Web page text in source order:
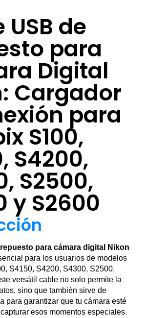
de
para
Digital
Cargador
para
S100,
S4200,
S2500,
y S2600
para cámara digital Nikon
para los usuarios de modelos
S4150, S4200, S4300, S2500,
versátil cable no solo permite la
sino que también sirve de
para garantizar que tu cámara esté
esos momentos especiales.